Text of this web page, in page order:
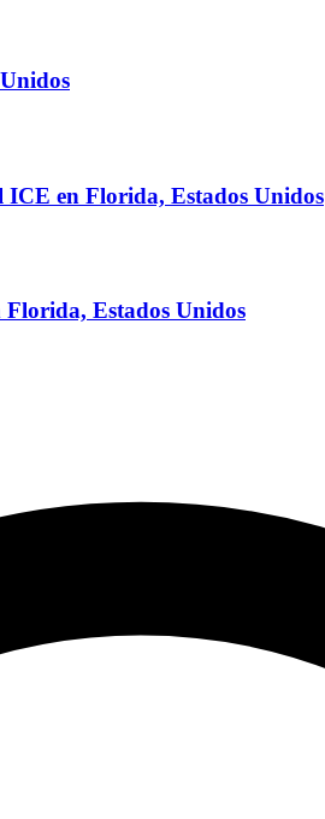
ICE en Florida, Estados Unidos
Florida, Estados Unidos